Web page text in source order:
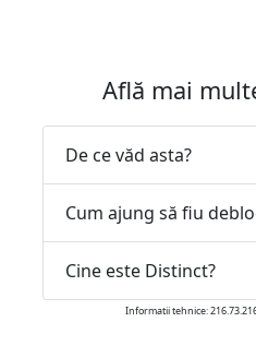
Află mai
De ce văd asta?
Cum ajung să fiu
Cine este Distinct?
Informatii tehnice: